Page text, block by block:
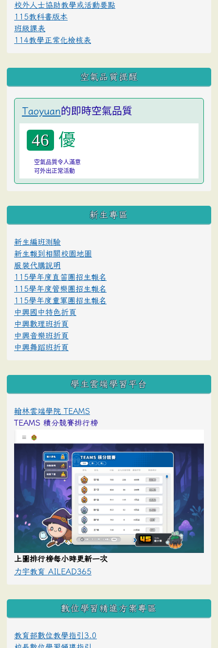
校外人士協助教學或活動要點
115教科書版本
班級課表
114教學正常化檢核表
空氣品質提醒
Taoyuan的即時空氣品質
46 優
空氣品質令人滿意
可外出正常活動
:::
新生專區
新生編班測驗
新生報到相關校園地圖
服裝代購說明
115學年度直笛團招生報名
115學年度管樂團招生報名
115學年度童軍團招生報名
中興國中特色折頁
中興數理班折頁
中興音樂班折頁
中興舞蹈班折頁
學生雲端學習平台
翰林雲端學院 TEAMS
TEAMS 積分競賽排行榜
上圖排行榜每小時更新一次
力宇教育 AILEAD365
數位學習精進方案專區
教育部數位教學指引3.0